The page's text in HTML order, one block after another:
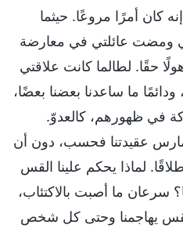
كان أمرًا مروعًا. حيثما
ومضت عائلتي في معارضة
حقًا. لطالما كانت علاقتي
ما ساعدنا بعضنا بعضًا،
في ظهورهم، كالعدوّ.
عقيدتنا فحسب، دون أن
لماذا يحكم علينا القس
سرعان ما أصبت بالاكتئاب،
يهاجمنا وحتى كل شخص